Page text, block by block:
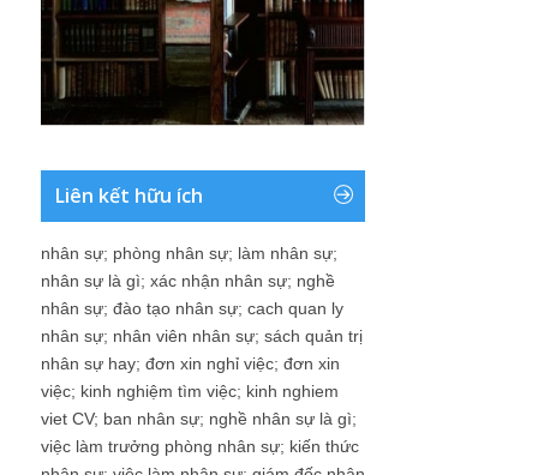
Liên kết hữu ích
nhân sự; phòng nhân sự; làm nhân sự;
nhân sự là gì; xác nhận nhân sự; nghề
nhân sự; đào tạo nhân sự; cach quan ly
nhân sự; nhân viên nhân sự; sách quản trị
nhân sự hay; đơn xin nghỉ việc; đơn xin
việc; kinh nghiệm tìm việc; kinh nghiem
viet CV; ban nhân sự; nghề nhân sự là gì;
việc làm trưởng phòng nhân sự; kiến thức